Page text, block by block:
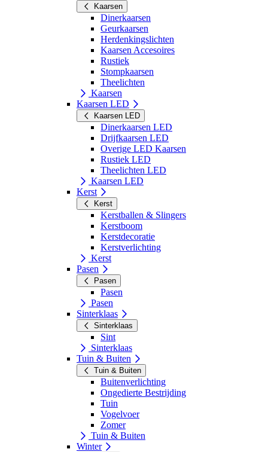
Kaarsen
Dinerkaarsen
Geurkaarsen
Herdenkingslichten
Kaarsen Accesoires
Rustiek
Stompkaarsen
Theelichten
Kaarsen
Kaarsen LED
Kaarsen LED
Dinerkaarsen LED
Drijfkaarsen LED
Overige LED Kaarsen
Rustiek LED
Theelichten LED
Kaarsen LED
Kerst
Kerst
Kerstballen & Slingers
Kerstboom
Kerstdecoratie
Kerstverlichting
Kerst
Pasen
Pasen
Pasen
Pasen
Sinterklaas
Sinterklaas
Sint
Sinterklaas
Tuin & Buiten
Tuin & Buiten
Buitenverlichting
Ongedierte Bestrijding
Tuin
Vogelvoer
Zomer
Tuin & Buiten
Winter